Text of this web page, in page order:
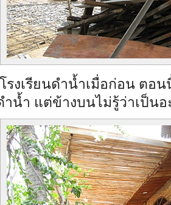
รงเรียนดำน้ำเมื่อก่อน ตอ
ำน้ำ แต่ข้างบนไม่รู้ว่าเป็นอ